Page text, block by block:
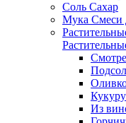
Соль Сахар
Мука Смеси
Из